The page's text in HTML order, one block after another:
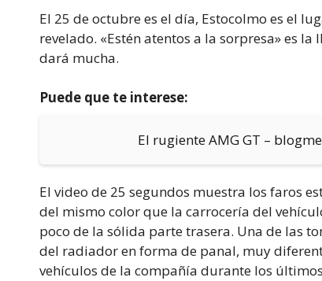
El 25 de octubre es el día, Estocolmo es el
revelado. «Estén atentos a la sorpresa» es
dará mucha.
Puede que te interese:
El rugiente AMG GT –
El video de 25 segundos muestra los faros
del mismo color que la carrocería del
poco de la sólida parte trasera. Una de las
del radiador en forma de panal, muy
vehículos de la compañía durante los